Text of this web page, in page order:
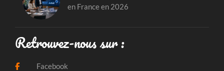
en France en 2026
Retrouvez-nous sur :
Facebook